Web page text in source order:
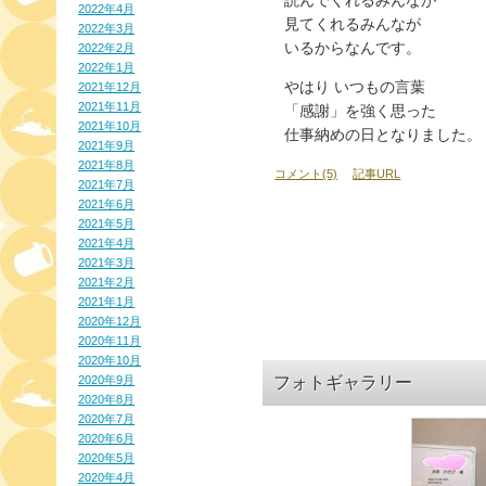
2022年4月
2022年3月
2022年2月
2022年1月
2021年12月
2021年11月
2021年10月
2021年9月
2021年8月
2021年7月
2021年6月
2021年5月
2021年4月
2021年3月
2021年2月
2021年1月
2020年12月
2020年11月
2020年10月
2020年9月
2020年8月
2020年7月
2020年6月
2020年5月
2020年4月
見てくれるみんなが
いるからなんです。
やはり いつもの言葉
「感謝」を強く思った
仕事納めの日となりました。
コメント(5) 記事URL
フォトギャラリー